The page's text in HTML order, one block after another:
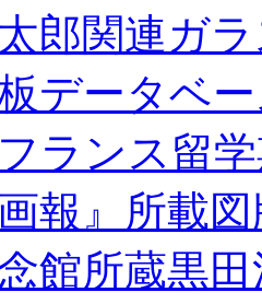
郎関連ガ
データベ
ランス留
画報』所載
館所蔵黒